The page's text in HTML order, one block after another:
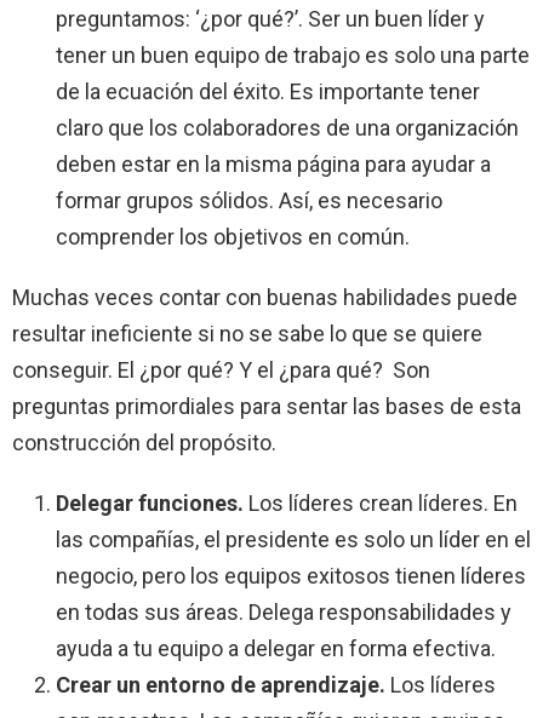
preguntamos: ‘¿por qué?’. Ser un buen líder y
tener un buen equipo de trabajo es solo una parte
de la ecuación del éxito. Es importante tener
claro que los colaboradores de una organización
deben estar en la misma página para ayudar a
formar grupos sólidos. Así, es necesario
comprender los objetivos en común.
Muchas veces contar con buenas habilidades puede
resultar ineficiente si no se sabe lo que se quiere
conseguir. El ¿por qué? Y el ¿para qué? Son
preguntas primordiales para sentar las bases de esta
construcción del propósito.
Delegar funciones. Los líderes crean líderes. En
las compañías, el presidente es solo un líder en el
negocio, pero los equipos exitosos tienen líderes
en todas sus áreas. Delega responsabilidades y
ayuda a tu equipo a delegar en forma efectiva.
Crear un entorno de aprendizaje. Los líderes